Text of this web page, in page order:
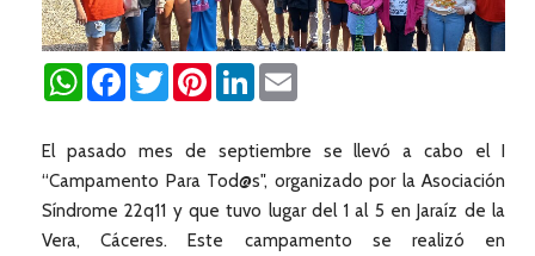
WhatsAppFacebookTwitterPinterestLinkedIn
El pasado mes de septiembre se llevó a cabo el I
“Campamento Para Tod@s", organizado por la Asociación
Síndrome 22q11 y que tuvo lugar del 1 al 5 en Jaraíz de la
Vera, Cáceres. Este campamento se realizó en